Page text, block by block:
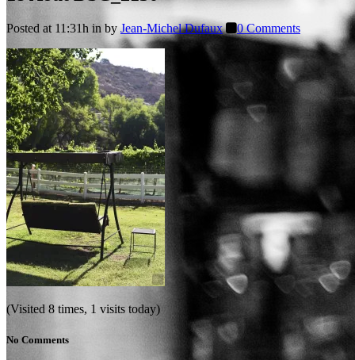
Posted at 11:31h in by Jean-Michel Dufaux 0 Comments
(Visited 8 times, 1 visits today)
No Comments